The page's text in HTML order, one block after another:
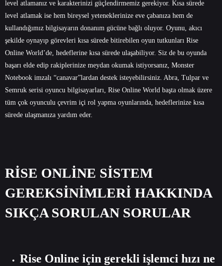
level atlamanız ve karakterinizi güçlendirmemiz gerekiyor. Kısa sürede
level atlamak ise hem bireysel yeteneklerinize eve çabanıza hem de
kullandığımız bilgisayarın donanım gücüne bağlı oluyor. Oyunu, akıcı
şekilde oynayıp görevleri kısa sürede bitirebilen oyun tutkunları Rise
Online World’de, hedeflerine kısa sürede ulaşabiliyor. Siz de bu oyunda
başarı elde edip rakiplerinize meydan okumak istiyorsanız, Monster
Notebook imzalı “canavar”lardan destek isteyebilirsiniz. Abra, Tulpar ve
Semruk serisi oyuncu bilgisayarları, Rise Online World başta olmak üzere
tüm çok oyunculu çevrim içi rol yapma oyunlarında, hedeflerinize kısa
sürede ulaşmanıza yardım eder.
RİSE ONLİNE SİSTEM
GEREKSİNİMLERİ HAKKINDA
SIKÇA SORULAN SORULAR
Rise Online için gerekli işlemci hızı ne